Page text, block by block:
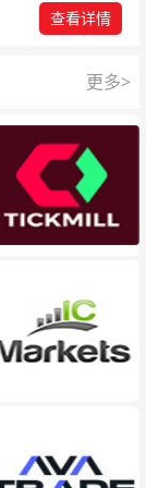
查看详情
更多>